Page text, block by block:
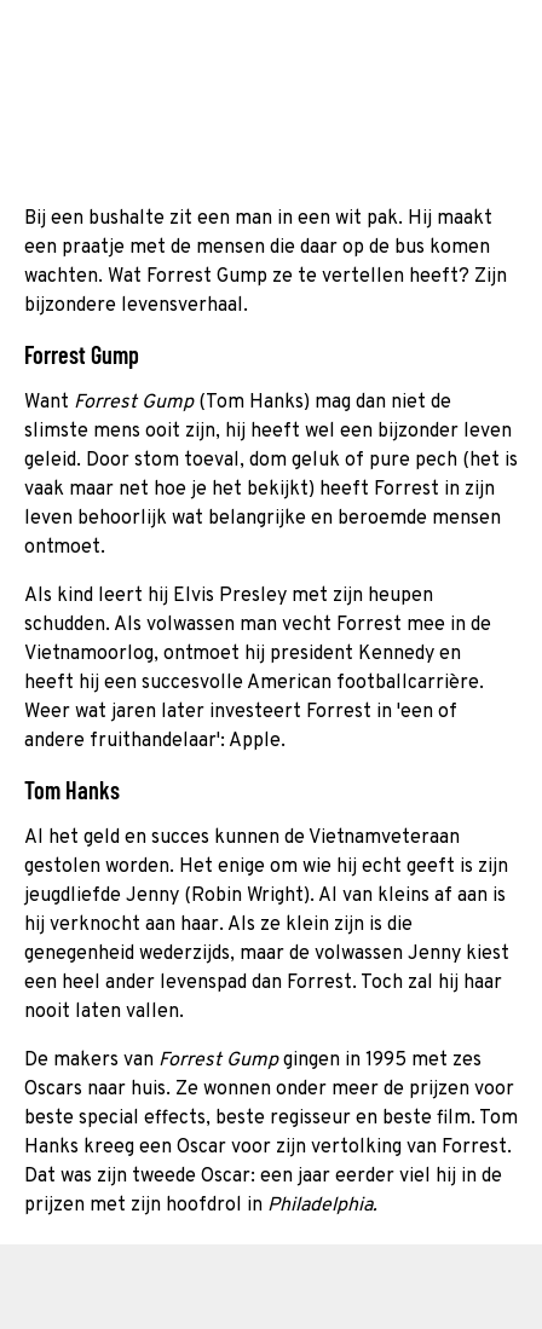
Bij een bushalte zit een man in een wit pak. Hij maakt
een praatje met de mensen die daar op de bus komen
wachten. Wat Forrest Gump ze te vertellen heeft? Zijn
bijzondere levensverhaal.
Forrest Gump
Want Forrest Gump(Tom Hanks) mag dan niet de
slimste mens ooit zijn, hij heeft wel een bijzonder leven
geleid. Door stom toeval, dom geluk of pure pech (het is
vaak maar net hoe je het bekijkt) heeft Forrest in zijn
leven behoorlijk wat belangrijke en beroemde mensen
ontmoet.
Als kind leert hij Elvis Presley met zijn heupen
schudden. Als volwassen man vecht Forrest mee in de
Vietnamoorlog, ontmoet hij president Kennedy en
heeft hij een succesvolle American footballcarrière.
Weer wat jaren later investeert Forrest in 'een of
andere fruithandelaar': Apple.
Tom Hanks
Al het geld en succes kunnen de Vietnamveteraan
gestolen worden. Het enige om wie hij echt geeft is zijn
jeugdliefde Jenny (Robin Wright). Al van kleins af aan is
hij verknocht aan haar. Als ze klein zijn is die
genegenheid wederzijds, maar de volwassen Jenny kiest
een heel ander levenspad dan Forrest. Toch zal hij haar
nooit laten vallen.
De makers van Forrest Gumpgingen in 1995 met zes
Oscars naar huis. Ze wonnen onder meer de prijzen voor
beste special effects, beste regisseur en beste film. Tom
Hanks kreeg een Oscar voor zijn vertolking van Forrest.
Dat was zijn tweede Oscar: een jaar eerder viel hij in de
prijzen met zijn hoofdrol in Philadelphia.